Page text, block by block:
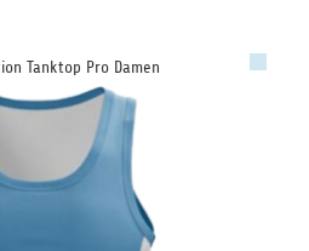
Tanktop Pro Damen